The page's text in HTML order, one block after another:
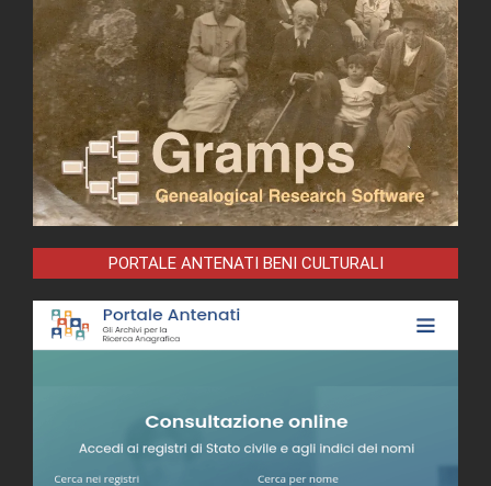
PORTALE ANTENATI BENI CULTURALI